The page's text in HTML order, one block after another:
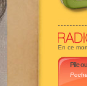
En ce
Pile